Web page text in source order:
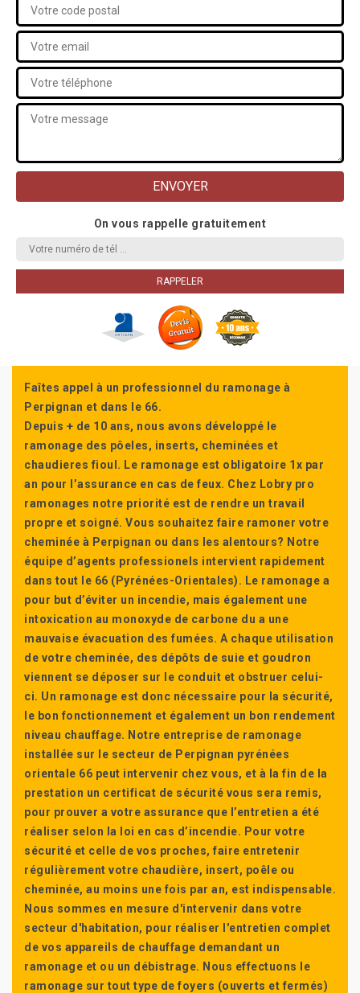
On vous rappelle gratuitement
Faîtes appel à un professionnel du ramonage à
Perpignan et dans le 66.
Depuis + de 10 ans, nous avons développé le
ramonage des pôeles, inserts, cheminées et
chaudieres fioul. Le ramonage est obligatoire 1x par
an pour l’assurance en cas de feux. Chez Lobry pro
ramonages notre priorité est de rendre un travail
propre et soigné. Vous souhaitez faire ramoner votre
cheminée à Perpignan ou dans les alentours? Notre
équipe d’agents professionels intervient rapidement
dans tout le 66 (Pyrénées-Orientales). Le ramonage a
pour but d’éviter un incendie, mais également une
intoxication au monoxyde de carbone du a une
mauvaise évacuation des fumées. A chaque utilisation
de votre cheminée, des dépôts de suie et goudron
viennent se déposer sur le conduit et obstruer celui-
ci. Un ramonage est donc nécessaire pour la sécurité,
le bon fonctionnement et également un bon rendement
niveau chauffage. Notre entreprise de ramonage
installée sur le secteur de Perpignan pyrénées
orientale 66 peut intervenir chez vous, et à la fin de la
prestation un certificat de sécurité vous sera remis,
pour prouver a votre assurance que l’entretien a été
réaliser selon la loi en cas d’incendie. Pour votre
sécurité et celle de vos proches, faire entretenir
régulièrement votre chaudière, insert, poêle ou
cheminée, au moins une fois par an, est indispensable.
Nous sommes en mesure d'intervenir dans votre
secteur d'habitation, pour réaliser l'entretien complet
de vos appareils de chauffage demandant un
ramonage et ou un débistrage. Nous effectuons le
ramonage sur tout type de foyers (ouverts et fermés)